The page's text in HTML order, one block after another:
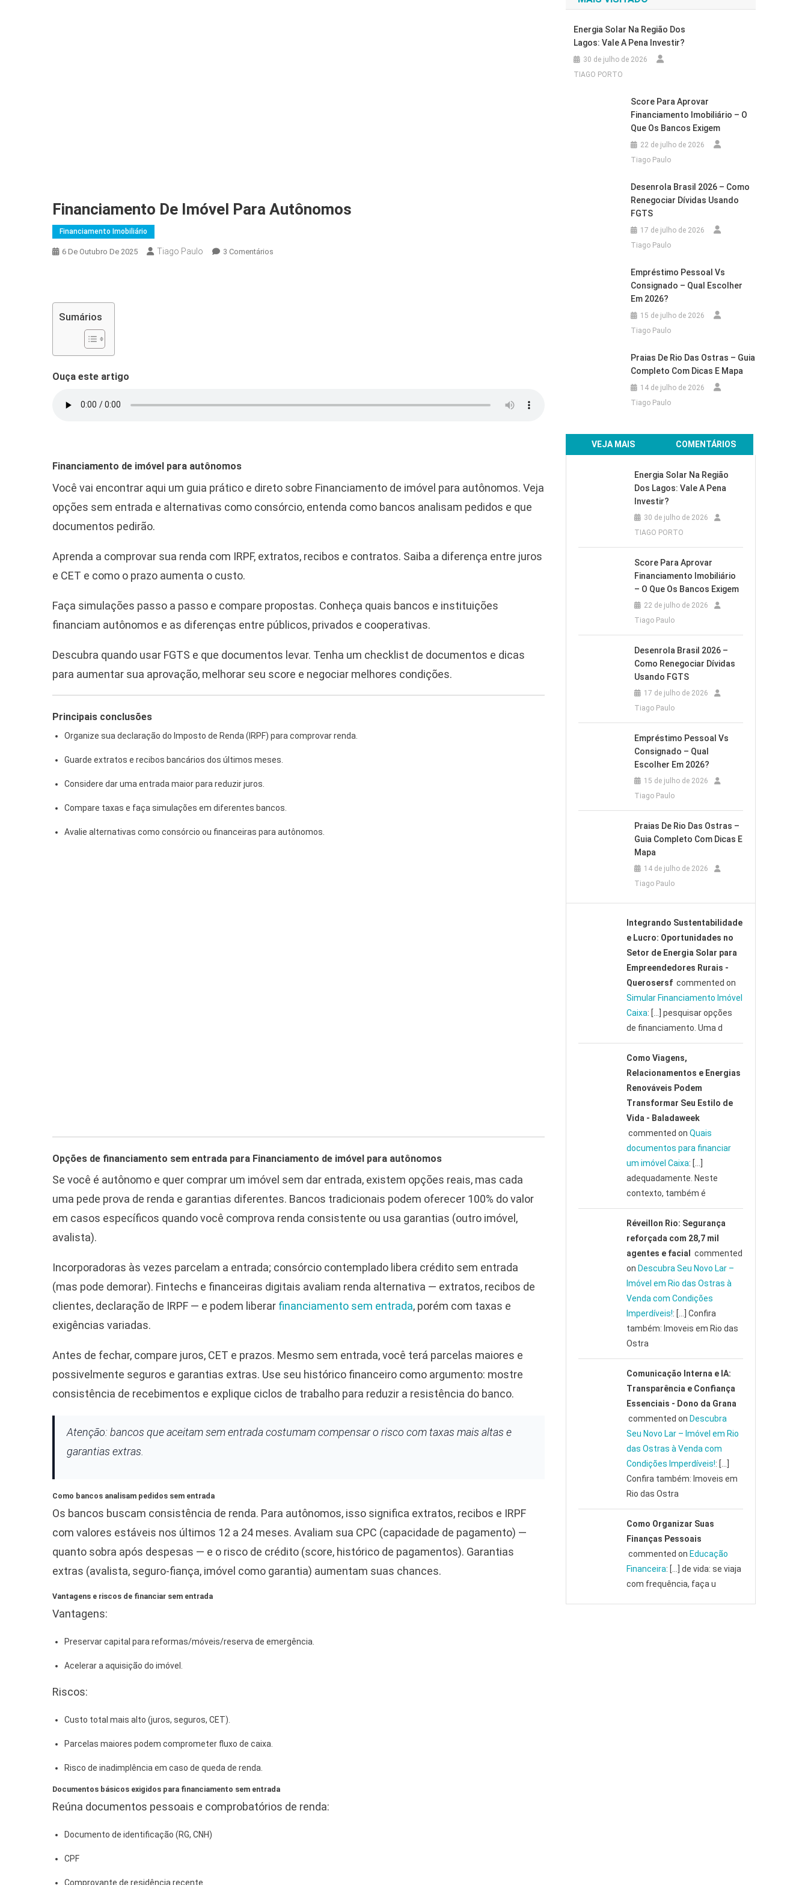
Financiamento De Imóvel Para Autônomos
Financiamento Imobiliário
6 De Outubro De 2025 Tiago Paulo 3 Comentários
Sumários
Ouça este artigo
Financiamento de imóvel para autônomos
Você vai encontrar aqui um guia prático e direto sobre Financiamento de imóvel para autônomos. Veja
opções sem entrada e alternativas como consórcio, entenda como bancos analisam pedidos e que
documentos pedirão.
Aprenda a comprovar sua renda com IRPF, extratos, recibos e contratos. Saiba a diferença entre juros
e CET e como o prazo aumenta o custo.
Faça simulações passo a passo e compare propostas. Conheça quais bancos e instituições
financiam autônomos e as diferenças entre públicos, privados e cooperativas.
Descubra quando usar FGTS e que documentos levar. Tenha um checklist de documentos e dicas
para aumentar sua aprovação, melhorar seu score e negociar melhores condições.
Principais conclusões
Organize sua declaração do Imposto de Renda (IRPF) para comprovar renda.
Guarde extratos e recibos bancários dos últimos meses.
Considere dar uma entrada maior para reduzir juros.
Compare taxas e faça simulações em diferentes bancos.
Avalie alternativas como consórcio ou financeiras para autônomos.
Opções de financiamento sem entrada para Financiamento de imóvel para autônomos
Se você é autônomo e quer comprar um imóvel sem dar entrada, existem opções reais, mas cada
uma pede prova de renda e garantias diferentes. Bancos tradicionais podem oferecer 100% do valor
em casos específicos quando você comprova renda consistente ou usa garantias (outro imóvel,
avalista).
Incorporadoras às vezes parcelam a entrada; consórcio contemplado libera crédito sem entrada
(mas pode demorar). Fintechs e financeiras digitais avaliam renda alternativa — extratos, recibos de
clientes, declaração de IRPF — e podem liberar financiamento sem entrada, porém com taxas e
exigências variadas.
Antes de fechar, compare juros, CET e prazos. Mesmo sem entrada, você terá parcelas maiores e
possivelmente seguros e garantias extras. Use seu histórico financeiro como argumento: mostre
consistência de recebimentos e explique ciclos de trabalho para reduzir a resistência do banco.
Atenção: bancos que aceitam sem entrada costumam compensar o risco com taxas mais altas e
garantias extras.
Como bancos analisam pedidos sem entrada
Os bancos buscam consistência de renda. Para autônomos, isso significa extratos, recibos e IRPF
com valores estáveis nos últimos 12 a 24 meses. Avaliam sua CPC (capacidade de pagamento) —
quanto sobra após despesas — e o risco de crédito (score, histórico de pagamentos). Garantias
extras (avalista, seguro-fiança, imóvel como garantia) aumentam suas chances.
Vantagens e riscos de financiar sem entrada
Vantagens:
Preservar capital para reformas/móveis/reserva de emergência.
Acelerar a aquisição do imóvel.
Riscos:
Custo total mais alto (juros, seguros, CET).
Parcelas maiores podem comprometer fluxo de caixa.
Risco de inadimplência em caso de queda de renda.
Documentos básicos exigidos para financiamento sem entrada
Reúna documentos pessoais e comprobatórios de renda:
Documento de identificação (RG, CNH)
CPF
Comprovante de residência recente
Energia Solar Na Região Dos
Lagos: Vale A Pena Investir?
30 de julho de 2026
TIAGO PORTO
Score Para Aprovar
Financiamento Imobiliário – O
Que Os Bancos Exigem
22 de julho de 2026
Tiago Paulo
Desenrola Brasil 2026 – Como
Renegociar Dívidas Usando
FGTS
17 de julho de 2026
Tiago Paulo
Empréstimo Pessoal Vs
Consignado – Qual Escolher
Em 2026?
15 de julho de 2026
Tiago Paulo
Praias De Rio Das Ostras – Guia
Completo Com Dicas E Mapa
14 de julho de 2026
Tiago Paulo
VEJA MAIS COMENTÁRIOS
Energia Solar Na Região
Dos Lagos: Vale A Pena
Investir?
30 de julho de 2026
TIAGO PORTO
Score Para Aprovar
Financiamento Imobiliário
– O Que Os Bancos Exigem
22 de julho de 2026
Tiago Paulo
Desenrola Brasil 2026 –
Como Renegociar Dívidas
Usando FGTS
17 de julho de 2026
Tiago Paulo
Empréstimo Pessoal Vs
Consignado – Qual
Escolher Em 2026?
15 de julho de 2026
Tiago Paulo
Praias De Rio Das Ostras –
Guia Completo Com Dicas E
Mapa
14 de julho de 2026
Tiago Paulo
Integrando Sustentabilidade
e Lucro: Oportunidades no
Setor de Energia Solar para
Empreendedores Rurais -
Querosersfcommented on
Simular Financiamento Imóvel
Caixa: […] pesquisar opções
de financiamento. Uma d
Como Viagens,
Relacionamentos e Energias
Renováveis Podem
Transformar Seu Estilo de
Vida - Baladaweek
commented on Quais
documentos para financiar
um imóvel Caixa: […]
adequadamente. Neste
contexto, também é
Réveillon Rio: Segurança
reforçada com 28,7 mil
agentes e facial
commented
on Descubra Seu Novo Lar –
Imóvel em Rio das Ostras à
Venda com Condições
Imperdíveis!: […] Confira
também: Imoveis em Rio das
Ostra
Comunicação Interna e IA:
Transparência e Confiança
Essenciais - Dono da Grana
commented on Descubra
Seu Novo Lar – Imóvel em Rio
das Ostras à Venda com
Condições Imperdíveis!: […]
Confira também: Imoveis em
Rio das Ostra
Como Organizar Suas
Finanças Pessoais
commented on Educação
Financeira: […] de vida: se viaja
com frequência, faça u